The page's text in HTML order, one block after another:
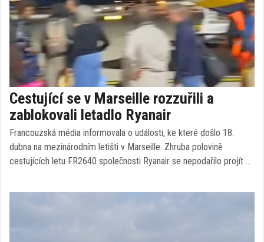
Cestující se v Marseille rozzuřili a
zablokovali letadlo Ryanair
Francouzská média informovala o události, ke které došlo 18.
dubna na mezinárodním letišti v Marseille. Zhruba polovině
cestujících letu FR2640 společnosti Ryanair se nepodařilo projít …